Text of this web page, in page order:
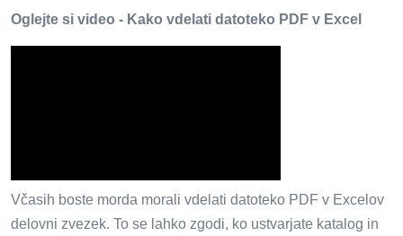
Oglejte si video - Kako vdelati datoteko PDF v Excel
Včasih boste morda morali vdelati datoteko PDF v Excelov
delovni zvezek. To se lahko zgodi, ko ustvarjate katalog in